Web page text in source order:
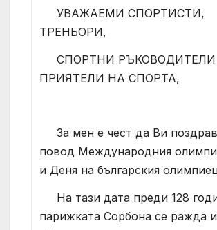
УВАЖАЕМИ СПОРТИСТИ,
ТРЕНЬОРИ,
СПОРТНИ РЪКОВОДИТЕЛИ
ПРИЯТЕЛИ НА СПОРТА,
За мен е чест да Ви
повод Международния
и Деня на българския
На тази дата преди 128
парижката Сорбона се ражда и